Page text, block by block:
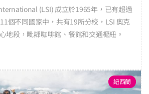
(LSI) 成立於1965年，已有超過
個不同國家中，共有19所分校，LSI 奧克
地段，毗鄰咖啡館、餐館和交通樞紐。
紐西蘭